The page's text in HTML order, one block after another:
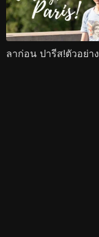
ลาก่อน ปารีส!ตัวอย่าง